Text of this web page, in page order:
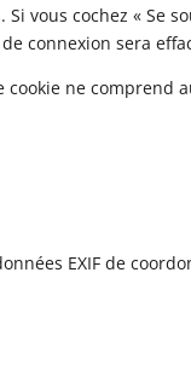
Si vous cochez « Se
connexion sera
ne comprend
EXIF de